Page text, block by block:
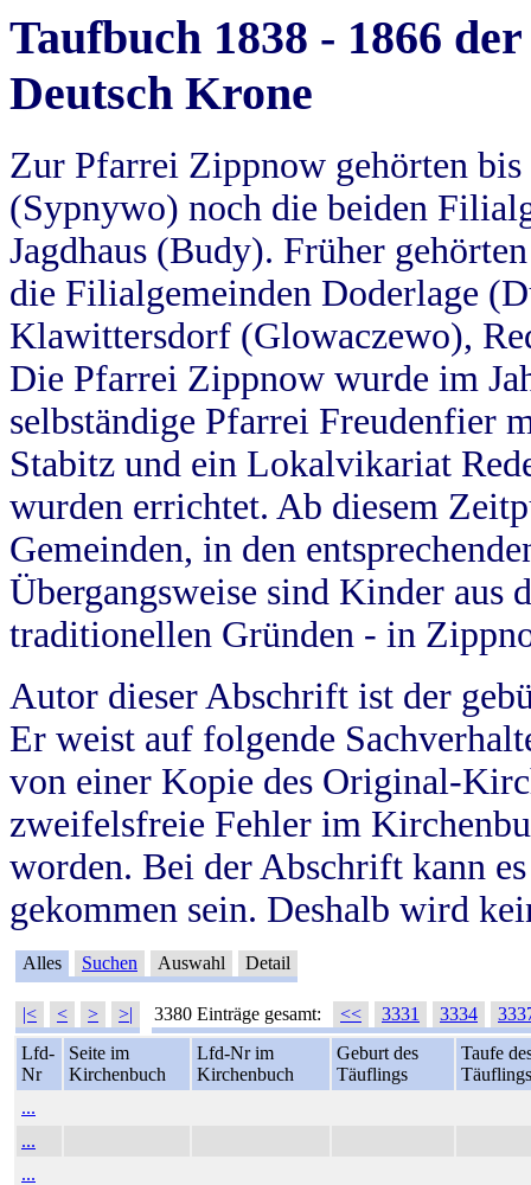
Taufbuch 1838 - 1866
Deutsch Krone
Zur Pfarrei Zippnow gehörten
(Sypnywo) noch die beiden
Jagdhaus (Budy). Früher
die Filialgemeinden Doderlage
Klawittersdorf (Glowaczewo),
Die Pfarrei Zippnow wurde im
selbständige Pfarrei Freudenfier
Stabitz und ein Lokalvikariat
wurden errichtet. Ab diesem
Gemeinden, in den
Übergangsweise sind Kinder aus
traditionellen Gründen - in
Autor dieser Abschrift ist der
Er weist auf folgende
von einer Kopie des Original-
zweifelsfreie Fehler im
worden. Bei der Abschrift kann
gekommen sein. Deshalb wird
Alles Suchen Auswahl Detail
|< < > >| 3380 Einträge gesamt: << 3331 3334
Lfd-
Nr
Seite im
Kirchenbuch
Lfd-Nr im
Kirchenbuch
Geburt des
Täuflings
Taufe
Täuflings
...
...
...